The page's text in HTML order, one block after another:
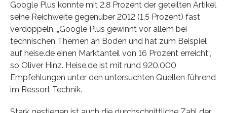
Google Plus konnte mit 2,8 Prozent der geteilten Artikel
seine Reichweite gegenüber 2012 (1,5 Prozent) fast
verdoppeln. „Google Plus gewinnt vor allem bei
technischen Themen an Boden und hat zum Beispiel
auf heise.de einen Marktanteil von 16 Prozent erreicht“,
so Oliver Hinz. Heise.de ist mit rund 920.000
Empfehlungen unter den untersuchten Quellen führend
im Ressort Technik.